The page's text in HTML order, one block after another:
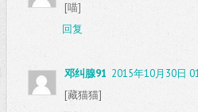
[喵]
回复
邓纠腺91 2015年10月30日
[藏猫猫]